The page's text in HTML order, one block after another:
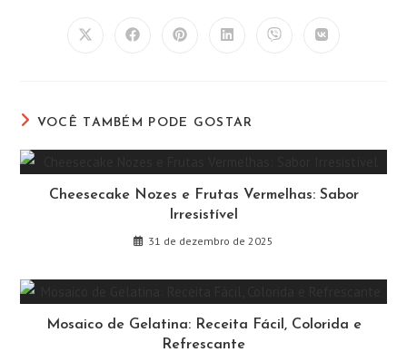
Abre Abre Abre Abre Abre Abre
VOCÊ TAMBÉM PODE GOSTAR
Cheesecake Nozes e Frutas Vermelhas: Sabor
Irresistível
31 de dezembro de 2025
Mosaico de Gelatina: Receita Fácil, Colorida e
Refrescante